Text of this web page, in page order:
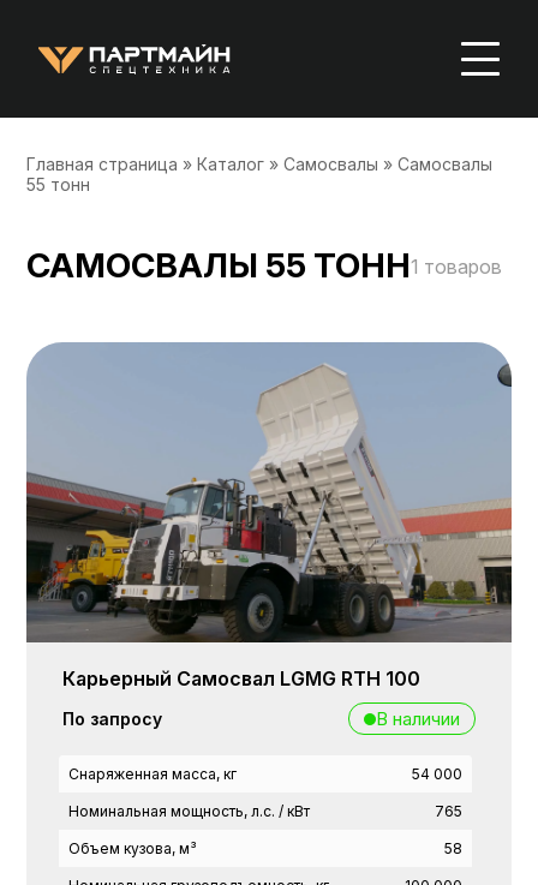
Главная страница »Каталог »Самосвалы »Самосвалы
55 тонн
САМОСВАЛЫ 55 ТОНН1 товаров
Карьерный Самосвал LGMG RTH 100
По запросу В наличии
Снаряженная масса, кг 54 000
Номинальная мощность, л.с. / кВт 765
Объем кузова, м³ 58